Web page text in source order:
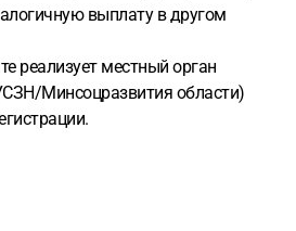
выплату в другом
реализует местный орган
Минсоцразвития области)